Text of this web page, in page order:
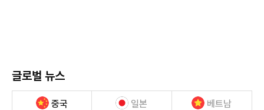
글로벌 뉴스
중국 일본 베트남